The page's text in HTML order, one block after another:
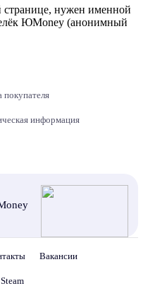
странице, нужен именной
ЮMoney (анонимный
покупателя
информация
Вакансии